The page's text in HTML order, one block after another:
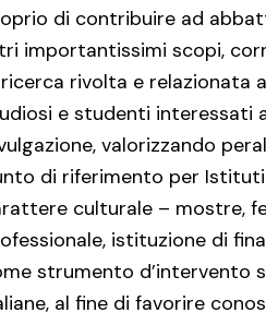
di contribuire ad
importantissimi scopi,
rivolta e relazionata
e studenti interessati
valorizzando
di riferimento per
culturale – mostre,
istituzione di
strumento d’intervento
al fine di favorire